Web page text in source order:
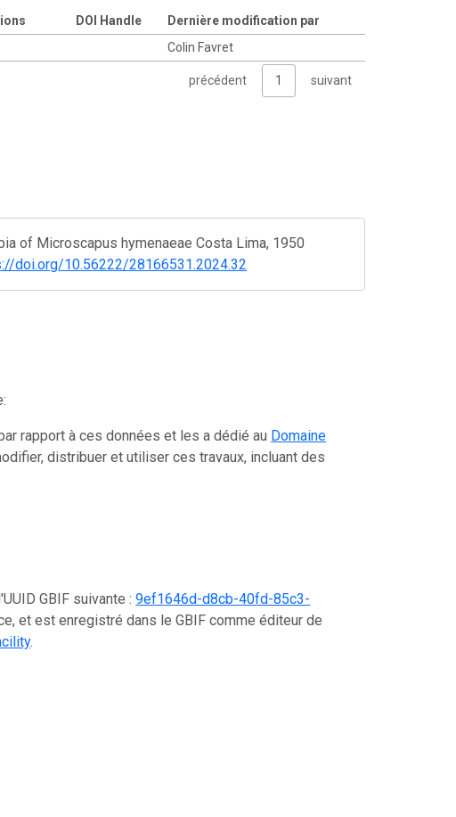
DOI Handle
Dernière modification par
Colin Favret
précédent 1 suivant
of Microscapus hymenaeae Costa Lima, 1950
doi.org/10.56222/28166531.2024.32
rapport à ces données et les a dédié au Domaine
distribuer et utiliser ces travaux, incluant des
GBIF suivante :9ef1646d-d8cb-40fd-85c3-
et est enregistré dans le GBIF comme éditeur de
.